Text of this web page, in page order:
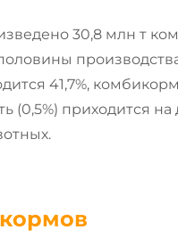
30,8 млн т
41,7%,
(0,5%) приходится